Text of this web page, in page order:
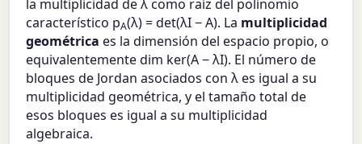
la multiplicidad de λ como raíz del polinomio
característico pA(λ) = det(λI − A). La multiplicidad
geométrica es la dimensión del espacio propio, o
equivalentemente dim ker(A − λI). El número de
bloques de Jordan asociados con λ es igual a su
multiplicidad geométrica, y el tamaño total de
esos bloques es igual a su multiplicidad
algebraica.